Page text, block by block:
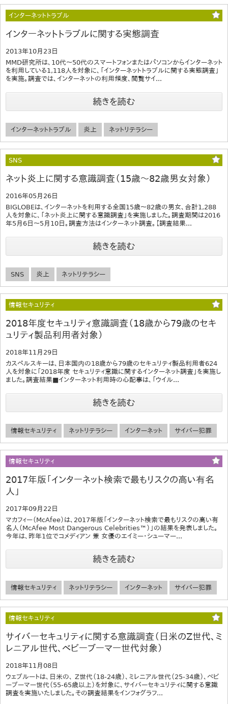
インターネットトラブル
インターネットトラブルに関する実態調査
2013年10月23日
MMD研究所は、10代～50代のスマートフォンまたはパソコンからインターネット
を利用している1,118人を対象に、「インターネットトラブルに関する実態調査」
を実施。調査では、インターネットの利用頻度、閲覧サイ...
続きを読む
インターネットトラブル 炎上 ネットリテラシー
SNS
ネット炎上に関する意識調査（15歳～82歳男女対象）
2016年05月26日
BIGLOBEは、インターネットを利用する全国15歳～82歳の男女、合計1,288
人を対象に、「ネット炎上に関する意識調査」を実施しました。調査期間は2016
年5月6日～5月10日。調査方法はインターネット調査。【調査結果...
続きを読む
SNS 炎上 ネットリテラシー
情報セキュリティ
2018年度セキュリティ意識調査（18歳から79歳のセキ
ュリティ製品利用者対象）
2018年11月29日
カスペルスキーは、日本国内の18歳から79歳のセキュリティ製品利用者624
人を対象に「2018年度 セキュリティ意識に関するインターネット調査」を実施し
ました。調査結果■インターネット利用時の心配事は、「ウイル...
続きを読む
情報セキュリティ ネットリテラシー インターネット サイバー犯罪
情報セキュリティ
2017年版「インターネット検索で最もリスクの高い有名
人」
2017年09月22日
マカフィー（McAfee）は、2017年版「インターネット検索で最もリスクの高い有
名人（McAfee Most Dangerous Celebrities™）」の結果を発表しました。
今年は、昨年1位でコメディアン 兼 女優のエイミー・シューマー...
続きを読む
情報セキュリティ ネットリテラシー インターネット サイバー犯罪
情報セキュリティ
サイバーセキュリティに関する意識調査（日米のZ世代、ミ
レニアル世代、ベビーブーマー世代対象）
2018年11月08日
ウェブルートは、日米の、 Z世代（18-24歳）、ミレニアル世代（25-34歳）、ベビ
ーブーマー世代（55-65歳以上）を対象に、サイバーセキュリティに関する意識
調査を実施いたしました。その調査結果をインフォグラフ...